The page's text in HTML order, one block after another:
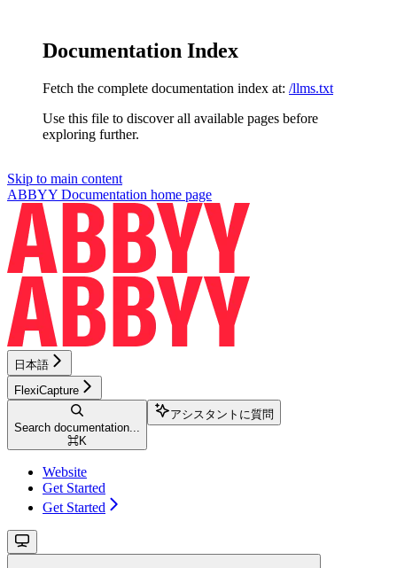
Documentation Index
Fetch the complete documentation index at: /llms.txt
Use this file to discover all available pages before
exploring further.
Skip to main content
ABBYY Documentation home page
日本語
FlexiCapture
Search documentation...
⌘K
アシスタントに質問
Website
Get Started
Get Started